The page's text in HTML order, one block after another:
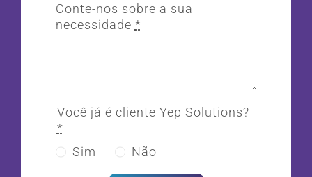
Conte-nos sobre a sua
necessidade *
Você já é cliente Yep Solutions?
*
Sim
Não